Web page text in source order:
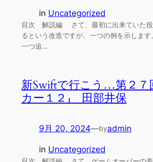
in Uncategorized
目次 解説編 さて、最初に出来ていた役
るという改造ですが、一つの例を示しま
一つ追…
新Swiftで行こう…第２７
カー１２」 田部井保
9月 20, 2024—byadmin
in Uncategorized